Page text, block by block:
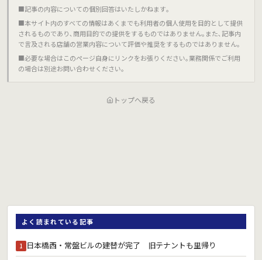
■記事の内容についての個別回答はいたしかねます｡
■本サイト内のすべての情報はあくまでも利用者の個人使用を目的として提供
されるものであり､商用目的での提供をするものではありません｡また､記事内
で言及される店舗の営業内容について評価や推奨をするものではありません｡
■必要な場合はこのページ自身にリンクをお張りください｡業務関係でご利用
の場合は別途お問い合わせください｡
トップへ戻る
よく読まれている記事
1 日本橋西・常盤ビルの建替が完了 旧テナントも里帰り